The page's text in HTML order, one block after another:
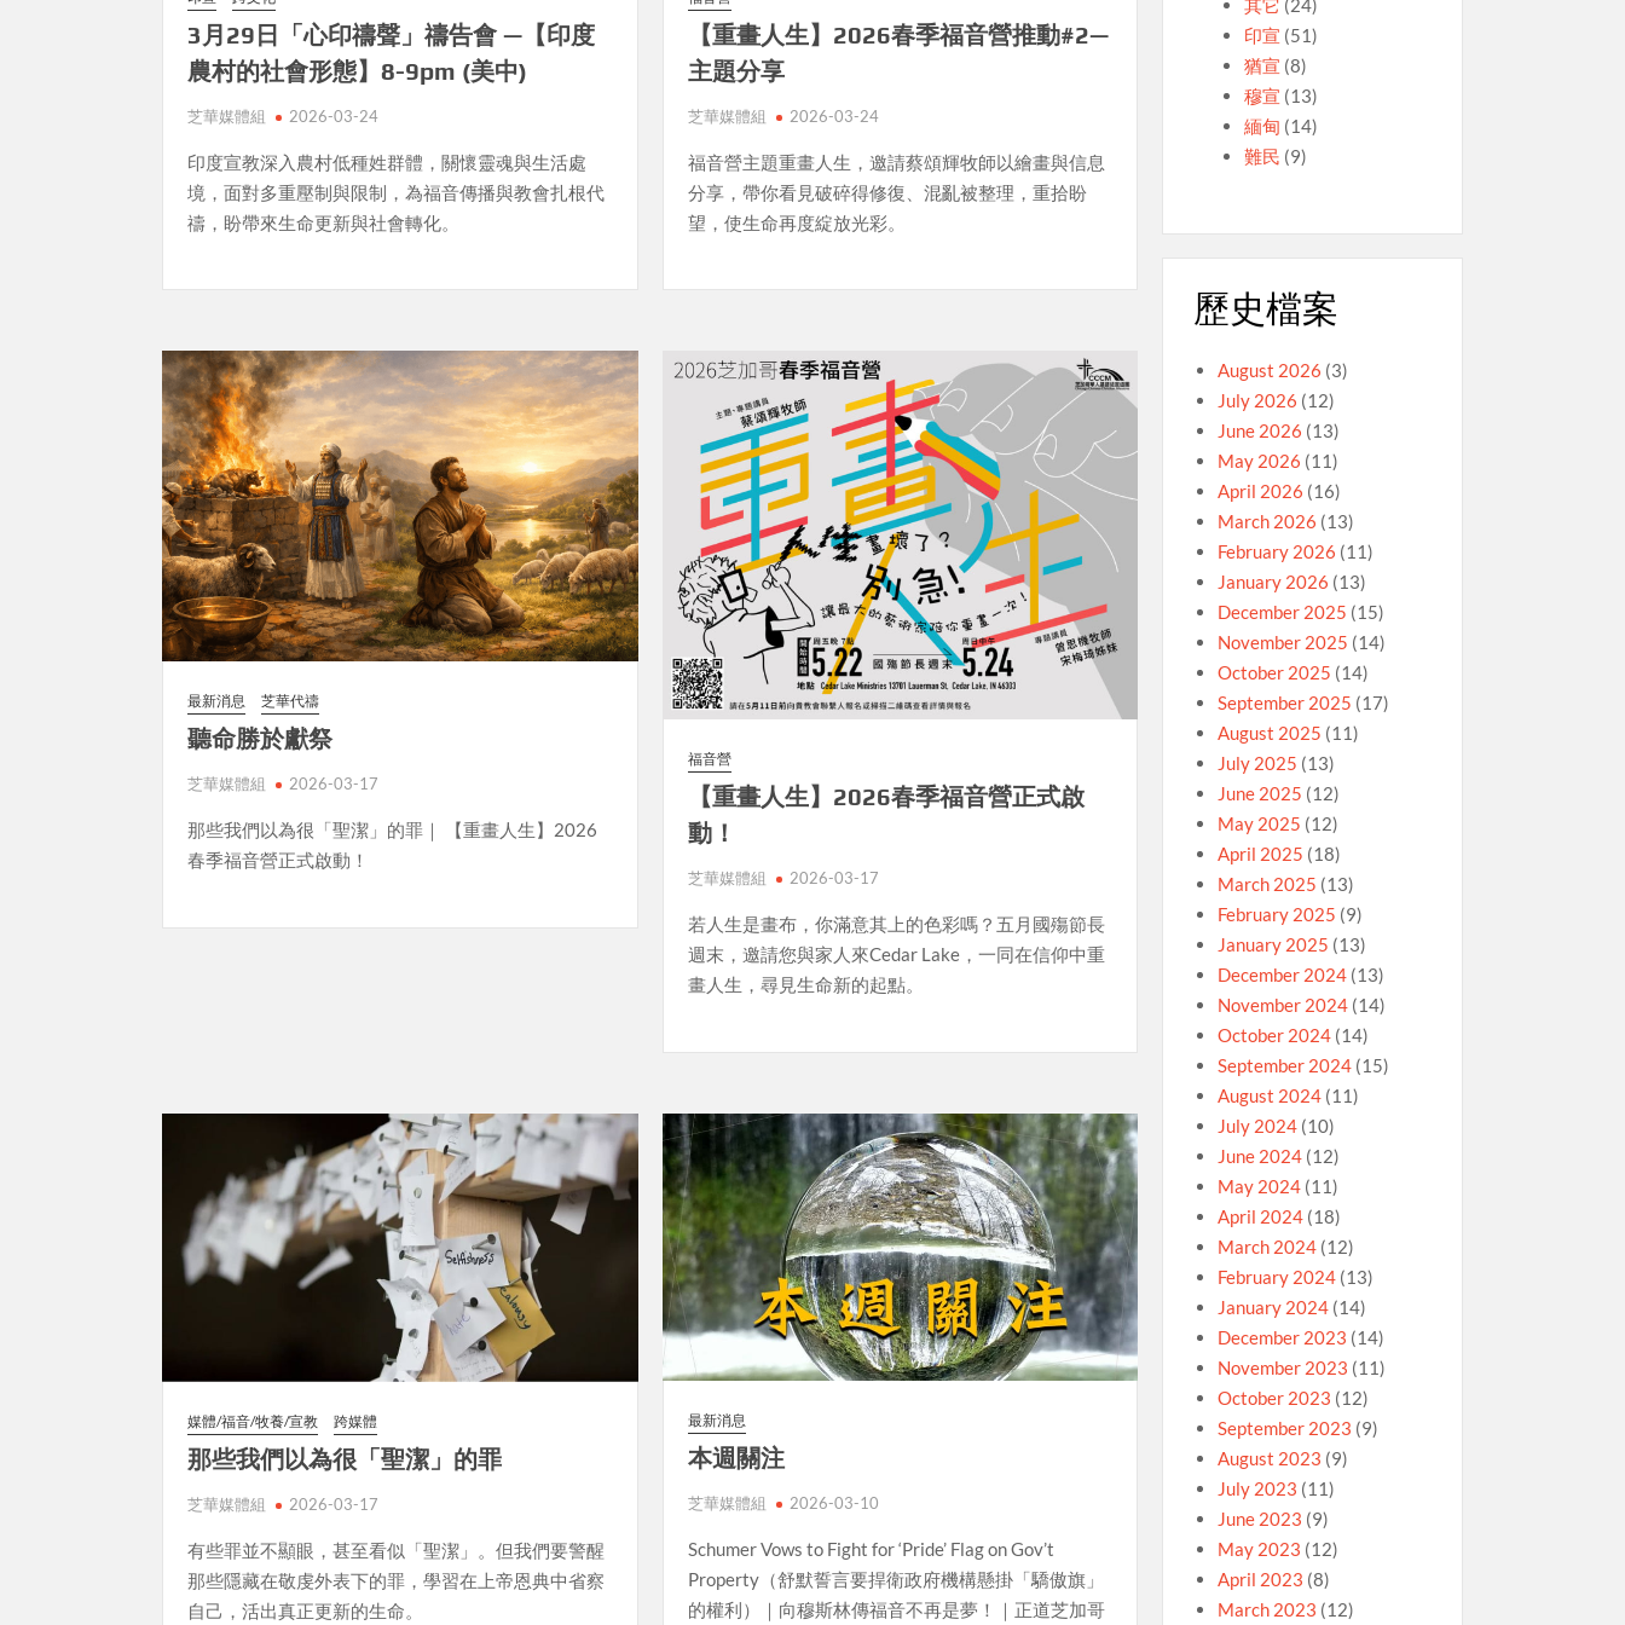
3月29日「心印禱聲」禱告會 —【印度
農村的社會形態】8-9pm (美中)
芝華媒體組 2026-03-24
印度宣教深入農村低種姓群體，關懷靈魂與生活處
境，面對多重壓制與限制，為福音傳播與教會扎根代
禱，盼帶來生命更新與社會轉化。
【重畫人生】2026春季福音營推動#2—
主題分享
芝華媒體組 2026-03-24
福音營主題重畫人生，邀請蔡頌輝牧師以繪畫與信息
分享，帶你看見破碎得修復、混亂被整理，重拾盼
望，使生命再度綻放光彩。
最新消息 芝華代禱
聽命勝於獻祭
芝華媒體組 2026-03-17
那些我們以為很「聖潔」的罪｜ 【重畫人生】2026
春季福音營正式啟動！
福音營
【重畫人生】2026春季福音營正式啟
動！
芝華媒體組 2026-03-17
若人生是畫布，你滿意其上的色彩嗎？五月國殤節長
週末，邀請您與家人來Cedar Lake，一同在信仰中重
畫人生，尋見生命新的起點。
媒體/福音/牧養/宣教 跨媒體
那些我們以為很「聖潔」的罪
芝華媒體組 2026-03-17
有些罪並不顯眼，甚至看似「聖潔」。但我們要警醒
那些隱藏在敬虔外表下的罪，學習在上帝恩典中省察
自己，活出真正更新的生命。
最新消息
本週關注
芝華媒體組 2026-03-10
Schumer Vows to Fight for ‘Pride’ Flag on Gov’t
Property（舒默誓言要捍衛政府機構懸掛「驕傲旗」
的權利）｜向穆斯林傳福音不再是夢！｜正道芝加哥
印宣 (51)
猶宣 (8)
穆宣 (13)
緬甸 (14)
難民 (9)
歷史檔案
August 2026 (3)
July 2026 (12)
June 2026 (13)
May 2026 (11)
April 2026 (16)
March 2026 (13)
February 2026 (11)
January 2026 (13)
December 2025 (15)
November 2025 (14)
October 2025 (14)
September 2025 (17)
August 2025 (11)
July 2025 (13)
June 2025 (12)
May 2025 (12)
April 2025 (18)
March 2025 (13)
February 2025 (9)
January 2025 (13)
December 2024(13)
November 2024(14)
October 2024(14)
September 2024(15)
August 2024(11)
July 2024(10)
June 2024(12)
May 2024(11)
April 2024(18)
March 2024(12)
February 2024(13)
January 2024(14)
December 2023 (14)
November 2023 (11)
October 2023 (12)
September 2023 (9)
August 2023 (9)
July 2023 (11)
June 2023 (9)
May 2023 (12)
April 2023 (8)
March 2023 (12)